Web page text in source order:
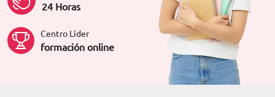
24 Horas
Centro Líder
formación online